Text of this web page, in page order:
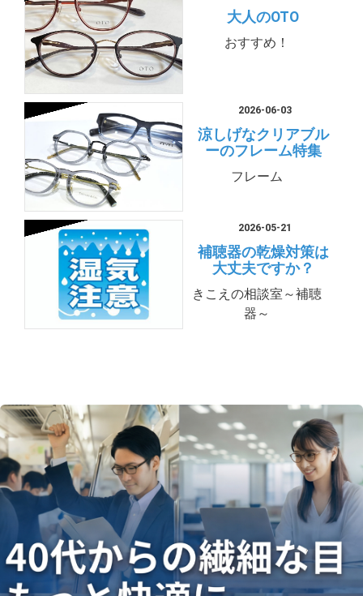
大人のOTO
おすすめ！
2026-06-03
涼しげなクリアブル
ーのフレーム特集
フレーム
2026-05-21
補聴器の乾燥対策は
大丈夫ですか？
きこえの相談室～補聴
器～